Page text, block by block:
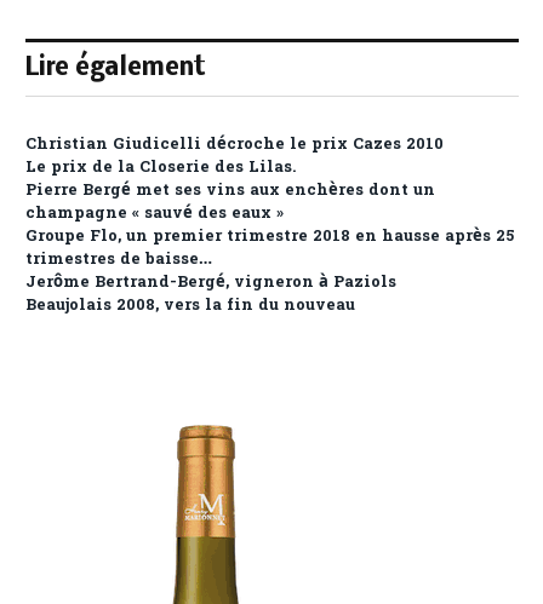
Lire également
Christian Giudicelli décroche le prix Cazes 2010
Le prix de la Closerie des Lilas.
Pierre Bergé met ses vins aux enchères dont un
champagne « sauvé des eaux »
Groupe Flo, un premier trimestre 2018 en hausse après 25
trimestres de baisse…
Jerôme Bertrand-Bergé, vigneron à Paziols
Beaujolais 2008, vers la fin du nouveau